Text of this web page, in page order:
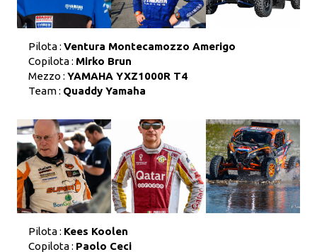
Pilota : Ventura Montecamozzo Amerigo
Copilota : Mirko Brun
Mezzo : YAMAHA YXZ1000R T4
Team : Quaddy Yamaha
Pilota : Kees Koolen
Copilota : Paolo Ceci